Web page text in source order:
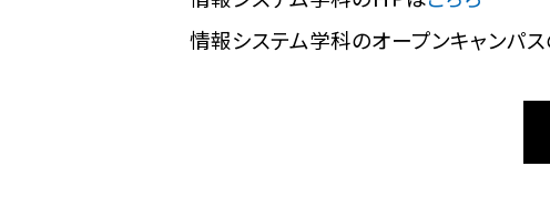
情報システム学科のオープンキャンパ